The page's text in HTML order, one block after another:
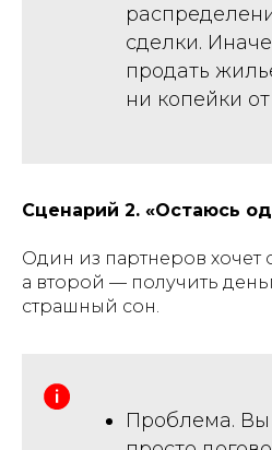
сделки.
продать
ни копейки
Сценарий 2. «Остаюсь
Один из партнеров хочет
а второй — получить
страшный сон.
Проблема.